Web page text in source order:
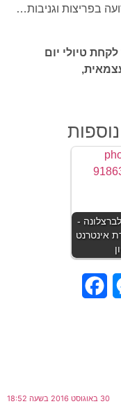
בפריצות וגניבות…
טיולי יום
סים או eSIM לברצלונה -
אינטרנט
Messenger
30 באוגוסט 2016 בשעה 18:52